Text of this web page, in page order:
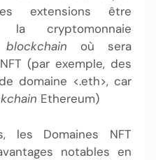
extensions être
la cryptomonnaie
blockchain où sera
(par exemple, des
domaine <.eth>, car
Ethereum)
les Domaines NFT
notables en